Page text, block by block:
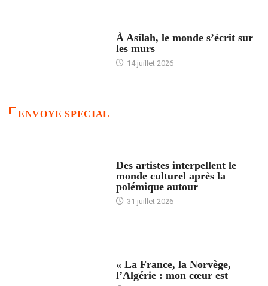
À Asilah, le monde s’écrit sur
les murs
14 juillet 2026
ENVOYE SPECIAL
Des artistes interpellent le
monde culturel après la
polémique autour
31 juillet 2026
« La France, la Norvège,
l’Algérie : mon cœur est